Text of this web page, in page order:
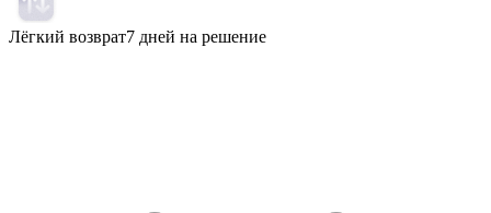
Лёгкий возврат7 дней на решение